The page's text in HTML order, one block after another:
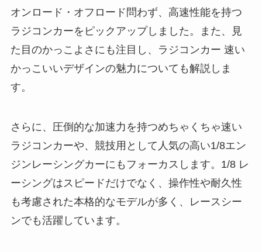
オンロード・オフロード問わず、高速性能を持つ
ラジコンカーをピックアップしました。また、見
た目のかっこよさにも注目し、ラジコンカー 速い
かっこいいデザインの魅力についても解説しま
す。
さらに、圧倒的な加速力を持つめちゃくちゃ速い
ラジコンカーや、競技用として人気の高い1/8エン
ジンレーシングカーにもフォーカスします。1/8 レ
ーシングはスピードだけでなく、操作性や耐久性
も考慮された本格的なモデルが多く、レースシー
ンでも活躍しています。